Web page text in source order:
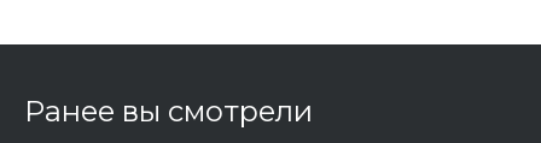
Ранее вы смотрели